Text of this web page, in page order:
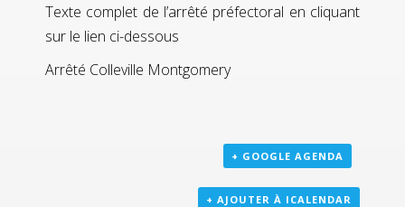
Texte complet de l’arrêté préfectoral en cliquant
sur le lien ci-dessous
Arrêté Colleville Montgomery
+ GOOGLE AGENDA
+ AJOUTER À ICALENDAR